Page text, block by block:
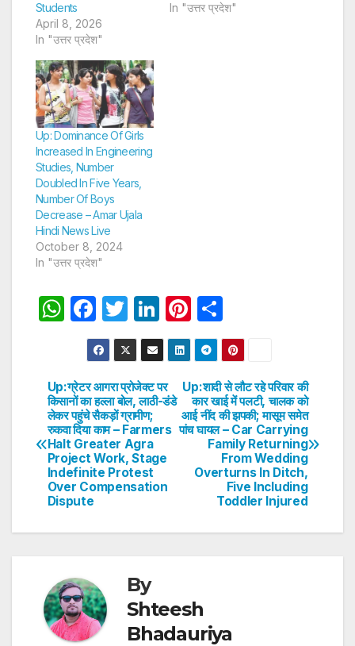
Students
April 8, 2026
In "उत्तर प्रदेश"
In "उत्तर प्रदेश"
Up: Dominance Of Girls
Increased In Engineering
Studies, Number
Doubled In Five Years,
Number Of Boys
Decrease – Amar Ujala
Hindi News Live
October 8, 2024
In "उत्तर प्रदेश"
W
s
A
p
p
F
a
c
e
b
o
o
k
T
w
itt
er
Li
n
k
e
dI
n
Pi
nt
er
e
st
h
ar
e
Post
navigation
Up:शादी से लौट रहे परिवार की
कार खाई में पलटी, चालक को
आई नींद की झपकी; मासूम समेत
पांच घायल – Car Carrying
Family Returning
From Wedding
Overturns In Ditch,
Five Including
Toddler Injured
Up:ग्रेटर आगरा प्रोजेक्ट पर
किसानों का हल्ला बोल, लाठी-डंडे
लेकर पहुंचे सैकड़ों ग्रामीण;
रुकवा दिया काम – Farmers
Halt Greater Agra
Project Work, Stage
Indefinite Protest
Over Compensation
Dispute
By
Shteesh
Bhadauriya